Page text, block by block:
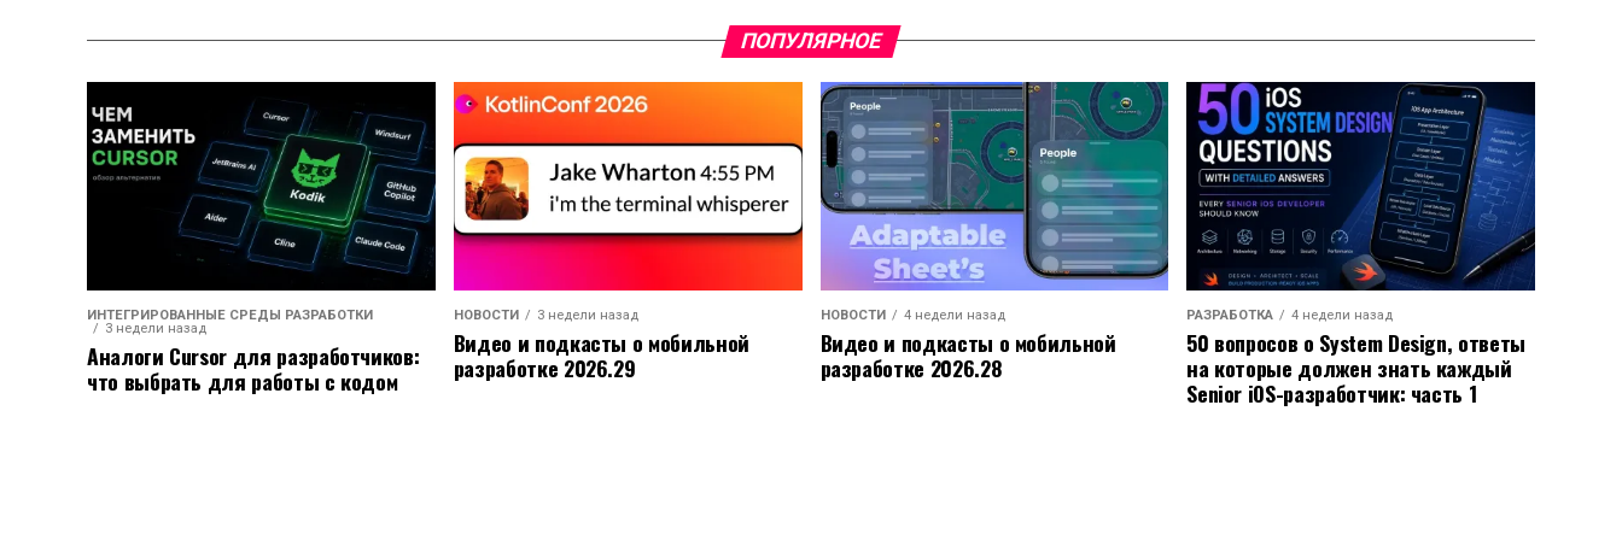
ПОПУЛЯРНОЕ
ИНТЕГРИРОВАННЫЕ СРЕДЫ РАЗРАБОТКИ
3 недели назад
Аналоги Cursor для разработчиков:
что выбрать для работы с кодом
НОВОСТИ 3 недели назад
Видео и подкасты о мобильной
разработке 2026.29
НОВОСТИ 4 недели назад
Видео и подкасты о мобильной
разработке 2026.28
РАЗРАБОТКА 4 недели назад
50 вопросов о System Design, ответы
на которые должен знать каждый
Senior iOS-разработчик: часть 1